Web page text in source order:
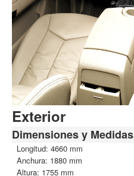
Exterior
Dimensiones y Medidas
Longitud: 4660 mm
Anchura: 1880 mm
Altura: 1755 mm